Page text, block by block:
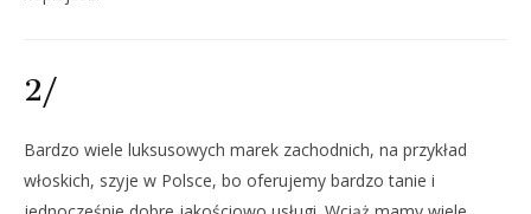
2/
Bardzo wiele luksusowych marek zachodnich, na przykład
włoskich, szyje w Polsce, bo oferujemy bardzo tanie i